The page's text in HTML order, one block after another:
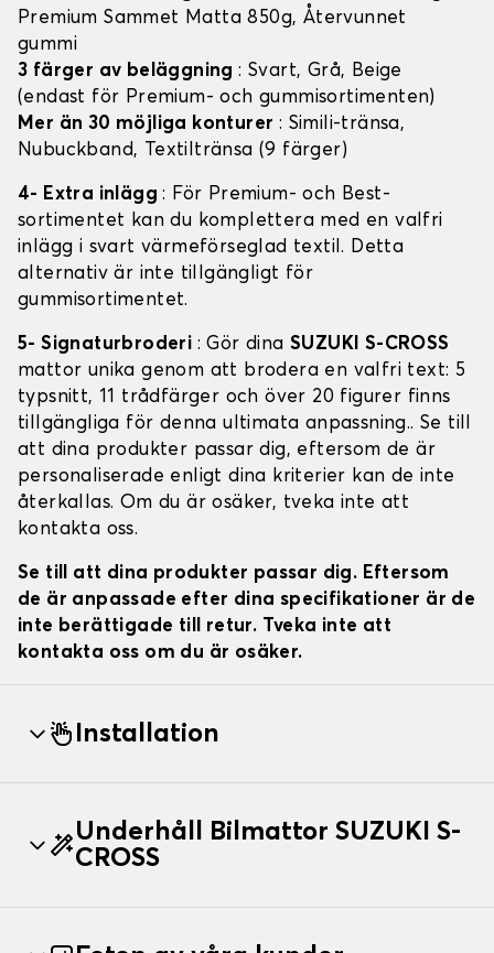
Premium Sammet Matta 850g, Återvunnet
gummi
3 färger av beläggning: Svart, Grå, Beige
(endast för Premium- och gummisortimenten)
Mer än 30 möjliga konturer : Simili-tränsa,
Nubuckband, Textiltränsa (9 färger)
4- Extra inlägg: För Premium- och Best-
sortimentet kan du komplettera med en valfri
inlägg i svart värmeförseglad textil. Detta
alternativ är inte tillgängligt för
gummisortimentet.
5- Signaturbroderi : Gör dinaSUZUKI S-CROSS
mattor unika genom att brodera en valfri text: 5
typsnitt, 11 trådfärger och över 20 figurer finns
tillgängliga för denna ultimata anpassning.. Se till
att dina produkter passar dig, eftersom de är
personaliserade enligt dina kriterier kan de inte
återkallas. Om du är osäker, tveka inte att
kontakta oss.
Se till att dina produkter passar dig. Eftersom
de är anpassade efter dina specifikationer är de
inte berättigade till retur. Tveka inte att
kontakta oss om du är osäker.
Installation
Underhåll Bilmattor SUZUKI S-
CROSS